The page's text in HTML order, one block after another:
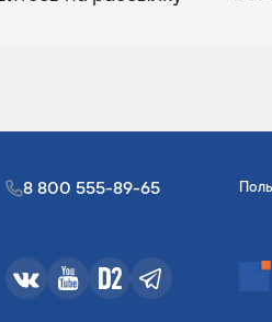
8 800 555-89-65